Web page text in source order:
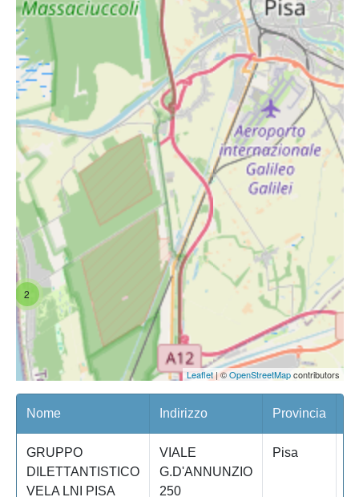
2
Leaflet| ©OpenStreetMapcontributors
Nome Indirizzo Provincia
GRUPPO
DILETTANTISTICO
VELA LNI PISA
VIALE
G.D'ANNUNZIO
250
Pisa